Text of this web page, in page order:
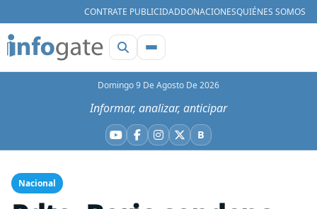
CONTRATE PUBLICIDADDONACIONESQUIÉNES SOMOS
Domingo 9 De Agosto De 2026
Informar, analizar, anticipar
YouTube
Facebook
Instagram
X BBluesky
Nacional